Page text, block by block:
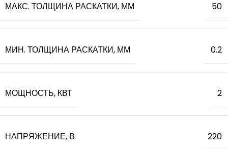
МАКС. ТОЛЩИНА РАСКАТКИ, ММ 50
МИН. ТОЛЩИНА РАСКАТКИ, ММ 0.2
МОЩНОСТЬ, КВТ 2
НАПРЯЖЕНИЕ, В 220